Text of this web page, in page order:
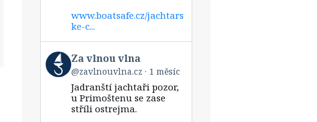
www.boatsafe.cz/jachtars
ke-c...
View
post
by
Za vlnou vlna
@zavlnouvlna.cz 1 měsíc
Jadranští jachtaři pozor,
u Primoštenu se zase
stříli ostrejma.